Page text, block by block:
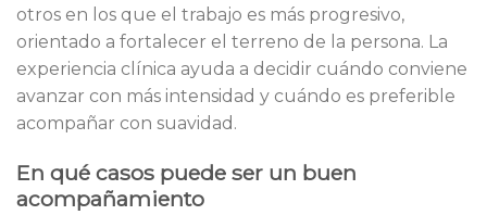
otros en los que el trabajo es más progresivo,
orientado a fortalecer el terreno de la persona. La
experiencia clínica ayuda a decidir cuándo conviene
avanzar con más intensidad y cuándo es preferible
acompañar con suavidad.
En qué casos puede ser un buen
acompañamiento